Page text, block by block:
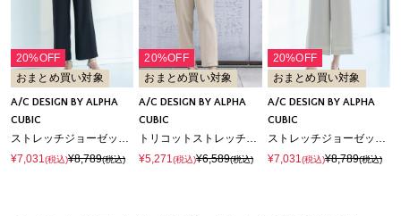
20%OFF
おまとめ買い対象
A/C DESIGN BY ALPHA
CUBIC
ストレッチジョーゼットストレートパンツ【接触冷感・UVカット・吸水速乾・セットアップ対応】
¥7,031 (税込)¥8,789(税込)
20%OFF
おまとめ買い対象
A/C DESIGN BY ALPHA
CUBIC
トリコットストレッチストレートパンツ【接触冷感・UVカット・ウォッシャブル・後ろウエストゴム】
¥5,271(税込)¥6,589(税込)
20%OFF
おまとめ買い対象
A/C DESIGN BY ALPHA
CUBIC
ストレッチジョーゼットワイドパンツ【接触冷感・UVカット・吸水速乾・セットアップ対応】
¥7,031 (税込)¥8,789(税込)